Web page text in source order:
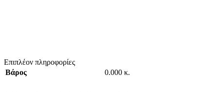
Επιπλέον πληροφορίες
Βάρος
0.000 κ.